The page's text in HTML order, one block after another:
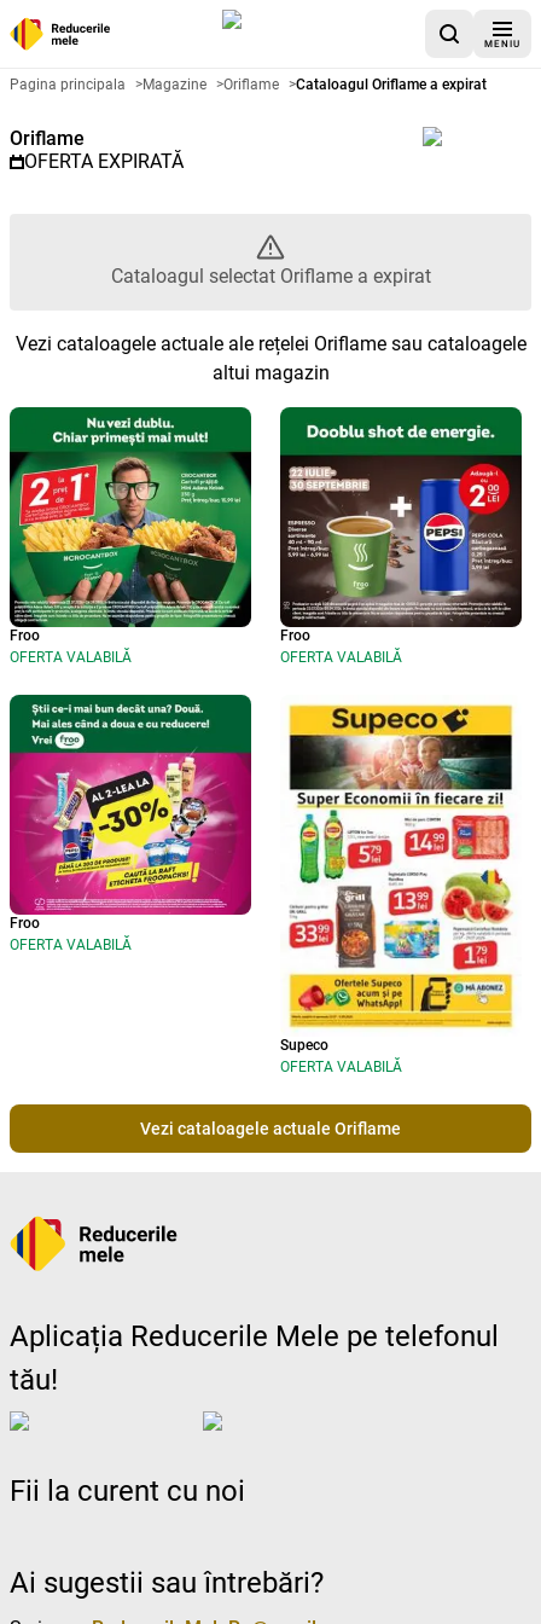
MENIU
Catalog promoțional Oriflame
Pagina principala >Magazine >Oriflame >Cataloagul Oriflame a expirat
Oriflame
OFERTA EXPIRATĂ
Cataloagul selectat Oriflame a expirat
Vezi cataloagele actuale ale rețelei Oriflame sau cataloagele
altui magazin
Froo
OFERTA VALABILĂ
Froo
OFERTA VALABILĂ
Froo
OFERTA VALABILĂ
Supeco
OFERTA VALABILĂ
Vezi cataloagele actuale Oriflame
Aplicația Reducerile Mele pe telefonul
tău!
Fii la curent cu noi
Ai sugestii sau întrebări?